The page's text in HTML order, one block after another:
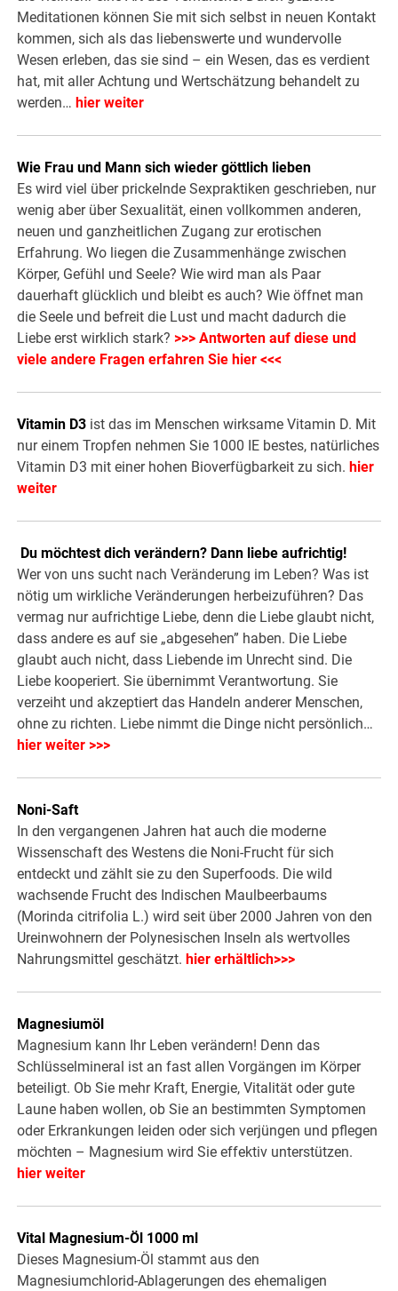
Meditationen können Sie mit sich selbst in neuen Kontakt
kommen, sich als das liebenswerte und wundervolle
Wesen erleben, das sie sind – ein Wesen, das es verdient
hat, mit aller Achtung und Wertschätzung behandelt zu
werden… hier weiter
Wie Frau und Mann sich wieder göttlich lieben
Es wird viel über prickelnde Sexpraktiken geschrieben, nur
wenig aber über Sexualität, einen vollkommen anderen,
neuen und ganzheitlichen Zugang zur erotischen
Erfahrung. Wo liegen die Zusammenhänge zwischen
Körper, Gefühl und Seele? Wie wird man als Paar
dauerhaft glücklich und bleibt es auch? Wie öffnet man
die Seele und befreit die Lust und macht dadurch die
Liebe erst wirklich stark? >>> Antworten auf diese und
viele andere Fragen erfahren Sie hier <<<
Vitamin D3 ist das im Menschen wirksame Vitamin D. Mit
nur einem Tropfen nehmen Sie 1000 IE bestes, natürliches
Vitamin D3 mit einer hohen Bioverfügbarkeit zu sich. hier
weiter
Du möchtest dich verändern? Dann liebe aufrichtig!
Wer von uns sucht nach Veränderung im Leben? Was ist
nötig um wirkliche Veränderungen herbeizuführen? Das
vermag nur aufrichtige Liebe, denn die Liebe glaubt nicht,
dass andere es auf sie „abgesehen” haben. Die Liebe
glaubt auch nicht, dass Liebende im Unrecht sind. Die
Liebe kooperiert. Sie übernimmt Verantwortung. Sie
verzeiht und akzeptiert das Handeln anderer Menschen,
ohne zu richten. Liebe nimmt die Dinge nicht persönlich…
hier weiter >>>
Noni-Saft
In den vergangenen Jahren hat auch die moderne
Wissenschaft des Westens die Noni-Frucht für sich
entdeckt und zählt sie zu den Superfoods. Die wild
wachsende Frucht des Indischen Maulbeerbaums
(Morinda citrifolia L.) wird seit über 2000 Jahren von den
Ureinwohnern der Polynesischen Inseln als wertvolles
Nahrungsmittel geschätzt. hier erhältlich>>>
Magnesiumöl
Magnesium kann Ihr Leben verändern! Denn das
Schlüsselmineral ist an fast allen Vorgängen im Körper
beteiligt. Ob Sie mehr Kraft, Energie, Vitalität oder gute
Laune haben wollen, ob Sie an bestimmten Symptomen
oder Erkrankungen leiden oder sich verjüngen und pflegen
möchten – Magnesium wird Sie effektiv unterstützen.
hier weiter
Vital Magnesium-Öl 1000 ml
Dieses Magnesium-Öl stammt aus den
Magnesiumchlorid-Ablagerungen des ehemaligen